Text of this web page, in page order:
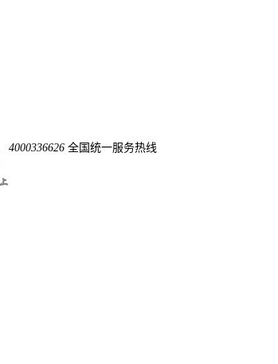
4000336626 全国统一服务热线